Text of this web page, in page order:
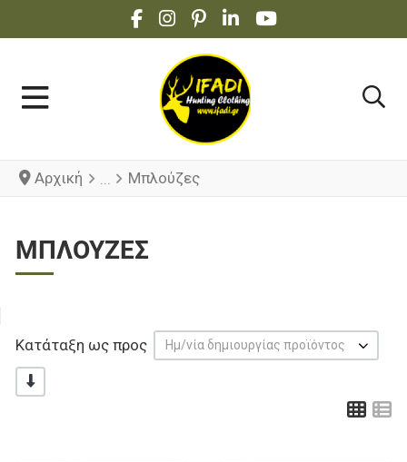
FACEBOOK SOCIAL LINK
INSTAGRAM SOCIAL LINK
PINTEREST SOCIAL LINK
LINKEDIN SOCIAL LINK
YOUTUBE SOCIAL
Αρχική Μπλούζες
ΜΠΛΟΎΖΕΣ
Κατάταξη ως προς Ημ/νία δημιουργίας προϊόντος
-/+